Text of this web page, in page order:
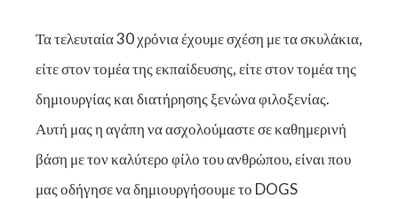
Τα τελευταία 30 χρόνια έχουμε σχέση με τα σκυλάκια,
είτε στον τομέα της εκπαίδευσης, είτε στον τομέα της
δημιουργίας και διατήρησης ξενώνα φιλοξενίας.
Αυτή μας η αγάπη να ασχολούμαστε σε καθημερινή
βάση με τον καλύτερο φίλο του ανθρώπου, είναι που
μας οδήγησε να δημιουργήσουμε το DOGS